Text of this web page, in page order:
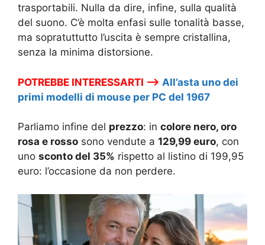
trasportabili. Nulla da dire, infine, sulla qualità
del suono. C’è molta enfasi sulle tonalità basse,
ma sopratuttutto l’uscita è sempre cristallina,
senza la minima distorsione.
POTREBBE INTERESSARTI –> All’asta uno dei
primi modelli di mouse per PC del 1967
Parliamo infine del prezzo: in colore nero, oro
rosa e rosso sono vendute a 129,99 euro, con
uno sconto del 35% rispetto al listino di 199,95
euro: l’occasione da non perdere.